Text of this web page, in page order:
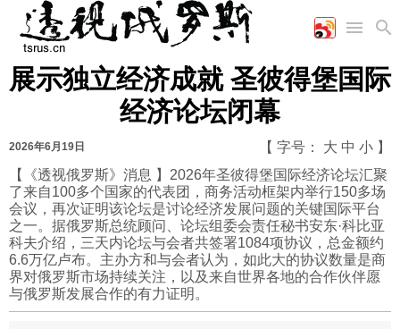
首页
国际
时政
军事
陆军
军事合作
评论
工业
能源
农业
美食
娱乐
漫画
视频
图表
展示独立经济成就 圣彼得堡国际
经济论坛闭幕
2026年6月19日 【 字号： 大 中 小 】
【《透视俄罗斯》消息 】2026年圣彼得堡国际经济论坛汇聚
了来自100多个国家的代表团，商务活动框架内举行150多场
会议，再次证明该论坛是讨论经济发展问题的关键国际平台
之一。据俄罗斯总统顾问、论坛组委会责任秘书安东·科比亚
科夫介绍，三天内论坛与会者共签署1084项协议，总金额约
6.6万亿卢布。主办方和与会者认为，如此大的协议数量是商
界对俄罗斯市场持续关注，以及来自世界各地的合作伙伴愿
与俄罗斯发展合作的有力证明。